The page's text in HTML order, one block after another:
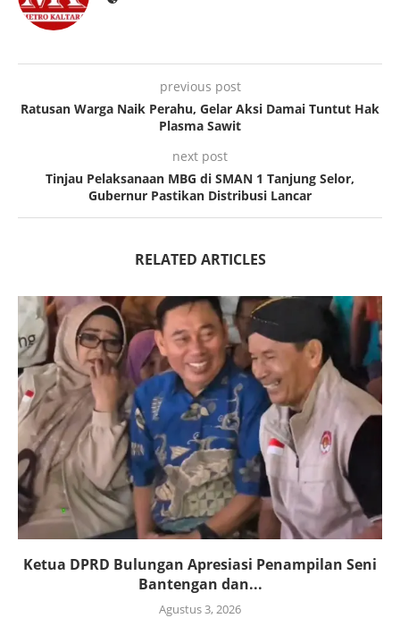
previous post
Ratusan Warga Naik Perahu, Gelar Aksi Damai Tuntut Hak
Plasma Sawit
next post
Tinjau Pelaksanaan MBG di SMAN 1 Tanjung Selor,
Gubernur Pastikan Distribusi Lancar
RELATED ARTICLES
Ketua DPRD Bulungan Apresiasi Penampilan Seni
Bantengan dan...
Agustus 3, 2026